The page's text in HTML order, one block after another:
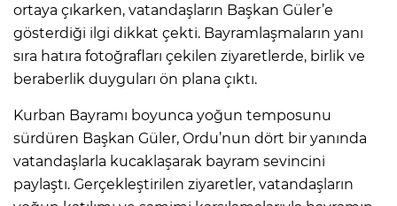
ortaya çıkarken, vatandaşların Başkan Güler’e
gösterdiği ilgi dikkat çekti. Bayramlaşmaların yanı
sıra hatıra fotoğrafları çekilen ziyaretlerde, birlik ve
beraberlik duyguları ön plana çıktı.
Kurban Bayramı boyunca yoğun temposunu
sürdüren Başkan Güler, Ordu’nun dört bir yanında
vatandaşlarla kucaklaşarak bayram sevincini
paylaştı. Gerçekleştirilen ziyaretler, vatandaşların